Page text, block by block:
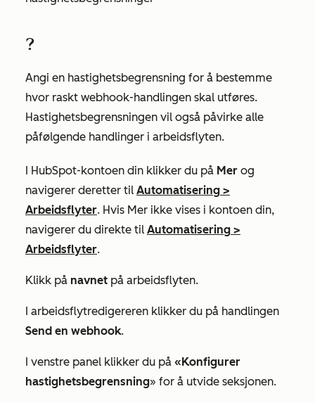
?
Angi en hastighetsbegrensning for å bestemme
hvor raskt webhook-handlingen skal utføres.
Hastighetsbegrensningen vil også påvirke alle
påfølgende handlinger i arbeidsflyten.
I HubSpot-kontoen din klikker du på Mer og
navigerer deretter til Automatisering >
Arbeidsflyter. Hvis Mer ikke vises i kontoen din,
navigerer du direkte til Automatisering >
Arbeidsflyter.
Klikk på navnet på arbeidsflyten.
I arbeidsflytredigereren klikker du på handlingen
Send en webhook.
I venstre panel klikker du på «Konfigurer
hastighetsbegrensning» for å utvide seksjonen.